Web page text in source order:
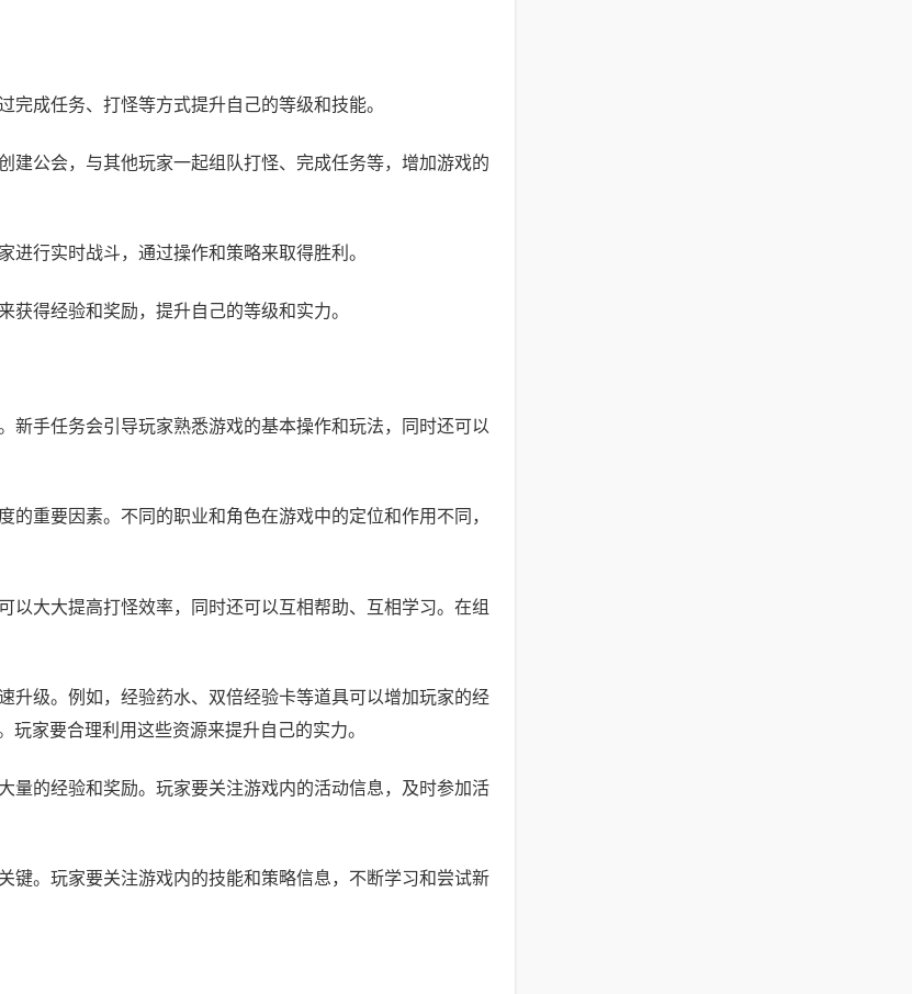
成任务、打怪等方式提升自己的等级和技能。
建公会，与其他玩家一起组队打怪、完成任务等，增加游戏的
行实时战斗，通过操作和策略来取得胜利。
得经验和奖励，提升自己的等级和实力。
新手任务会引导玩家熟悉游戏的基本操作和玩法，同时还可以
重要因素。不同的职业和角色在游戏中的定位和作用不同，
大大提高打怪效率，同时还可以互相帮助、互相学习。在组
升级。例如，经验药水、双倍经验卡等道具可以增加玩家的经
家要合理利用这些资源来提升自己的实力。
量的经验和奖励。玩家要关注游戏内的活动信息，及时参加活
键。玩家要关注游戏内的技能和策略信息，不断学习和尝试新